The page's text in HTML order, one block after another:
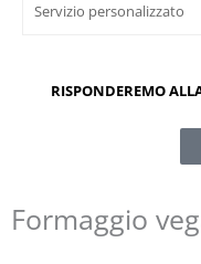
Servizio personalizzato
RISPONDEREMO
Formaggio